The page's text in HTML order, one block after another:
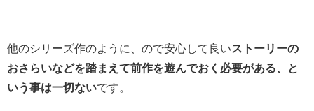
他のシリーズ作のように、ので安心して良いストーリーの
おさらいなどを踏まえて前作を遊んでおく必要がある、と
いう事は一切ないです。